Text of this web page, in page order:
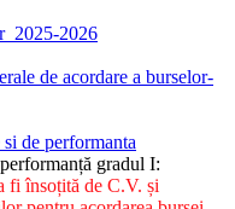
2026
de acordare a burselor-
de performanta
gradul I:
fi însoțită de C.V. și